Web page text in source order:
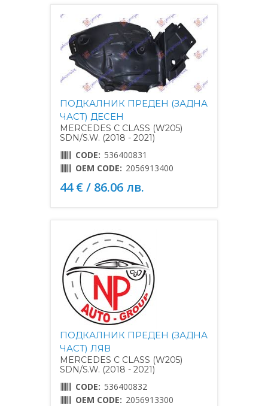
ПОДКАЛНИК ПРЕДЕН (ЗАДНА
ЧАСТ) ДЕСЕН
MERCEDES C CLASS (W205)
SDN/S.W. (2018 - 2021)
CODE: 536400831
OEM CODE: 2056913400
44 € / 86.06 лв.
ПОДКАЛНИК ПРЕДЕН (ЗАДНА
ЧАСТ) ЛЯВ
MERCEDES C CLASS (W205)
SDN/S.W. (2018 - 2021)
CODE: 536400832
OEM CODE: 2056913300